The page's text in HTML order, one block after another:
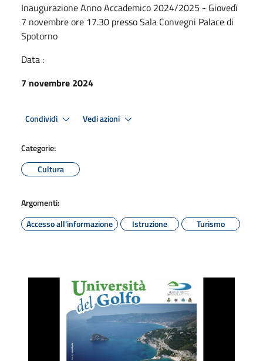
Inaugurazione Anno Accademico 2024/2025 - Giovedì
7 novembre ore 17.30 presso Sala Convegni Palace di
Spotorno
Data :
7 novembre 2024
Condividi Vedi azioni
Categorie:
Cultura
Argomenti:
Accesso all'informazione
Istruzione Turismo